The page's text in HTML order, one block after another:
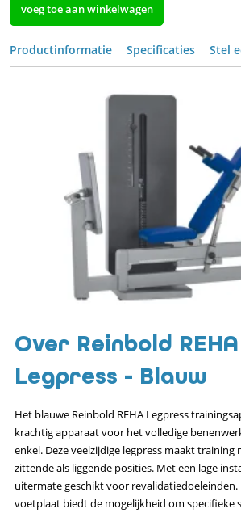
voeg toe aan winkelwagen
Productinformatie Specificaties Stel
Over Reinbold REHA
Legpress - Blauw
Het blauwe Reinbold REHA Legpress
krachtig apparaat voor het volledige
enkel. Deze veelzijdige legpress maakt training
zittende als liggende posities. Met een lage
uitermate geschikt voor
voetplaat biedt de mogelijkheid om specifieke